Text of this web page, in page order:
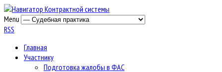
Menu
RSS
Главная
Участнику
Подготовка жалобы в ФАС